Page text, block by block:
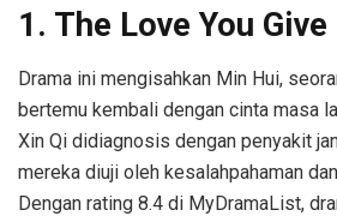
1. The Love You
Drama ini mengisahkan Min Hui,
bertemu kembali dengan cinta masa
Xin Qi didiagnosis dengan penyakit
mereka diuji oleh kesalahpahaman
Dengan rating 8.4 di MyDramaList,